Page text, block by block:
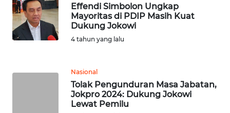
Effendi Simbolon Ungkap
Mayoritas di PDIP Masih Kuat
Dukung Jokowi
4 tahun yang lalu
Nasional
Tolak Pengunduran Masa Jabatan,
Jokpro 2024: Dukung Jokowi
Lewat Pemilu
WN
DANAU
TOBA
WN